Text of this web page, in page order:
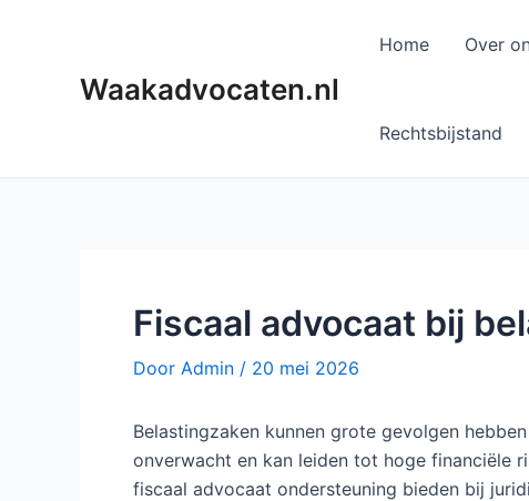
Waakadvocaten.nl
Home Over
Rechtsbijstand
Fiscaal advocaat bij
Door Admin / 20 mei 2026
Belastingzaken kunnen grote gevolgen
onverwacht en kan leiden tot hoge financiële
fiscaal advocaat ondersteuning bieden bij